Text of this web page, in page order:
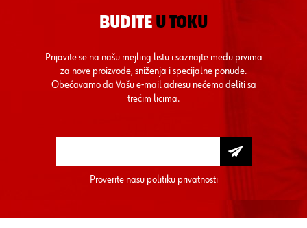
BUDITE U TOKU
Prijavite se na našu mejling listu i saznajte među prvima
za nove proizvode, sniženja i specijalne ponude.
Obećavamo da Vašu e-mail adresu nećemo deliti sa
trećim licima.
Proverite nasu politiku privatnosti